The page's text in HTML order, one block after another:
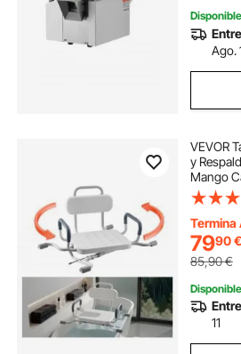
Disponible
Ago.
VEVOR
y
Mango
740 mm
360°
Mayores,
Termina
7990€
85,90€
Disponible
11